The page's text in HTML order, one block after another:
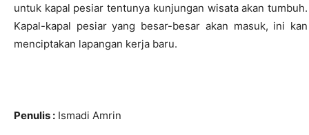
untuk kapal pesiar tentunya kunjungan wisata akan tumbuh.
Kapal-kapal pesiar yang besar-besar akan masuk, ini kan
menciptakan lapangan kerja baru.
Penulis : Ismadi Amrin